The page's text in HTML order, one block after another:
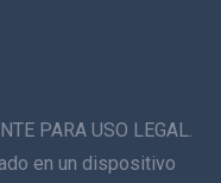
PARA USO LEGAL.
en un dispositivo